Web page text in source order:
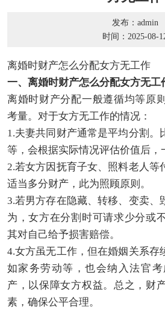
发布：admin
时间：2025-08-
离婚时财产怎么分配女方无工作
一、离婚时财产怎么分配女方无工
离婚时财产分配一般遵循均等原
考量。对于女方无工作的情况：
1.夫妻共同财产通常是平均分割。
等，会根据实际情况评估价值后，
2.若女方因抚育子女、照料老人等
适当多分财产，此为照顾原则。
3.若男方存在隐藏、转移、变卖、
为，女方在分割时可请求少分或
其对自己给予损害赔偿。
4.女方虽无工作，但在婚姻关系存
如家务劳动等，也会纳入法官
产，以保障女方权益。总之，财
素，确保公平合理。